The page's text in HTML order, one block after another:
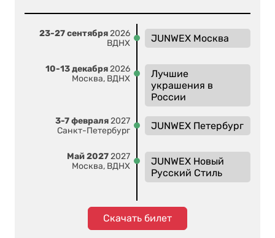
23-27 сентября2026
ВДНХ
JUNWEX Москва
10-13 декабря2026
Москва, ВДНХ
Лучшие
украшения в
России
3-7 февраля2027
Санкт-Петербург
JUNWEX Петербург
Май 20272027
Москва, ВДНХ
JUNWEX Новый
Русский Стиль
Скачать билет